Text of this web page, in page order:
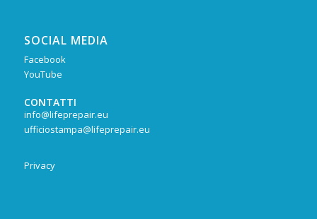
SOCIAL MEDIA
Facebook
YouTube
CONTATTI
info@lifeprepair.eu
ufficiostampa@lifeprepair.eu
Privacy